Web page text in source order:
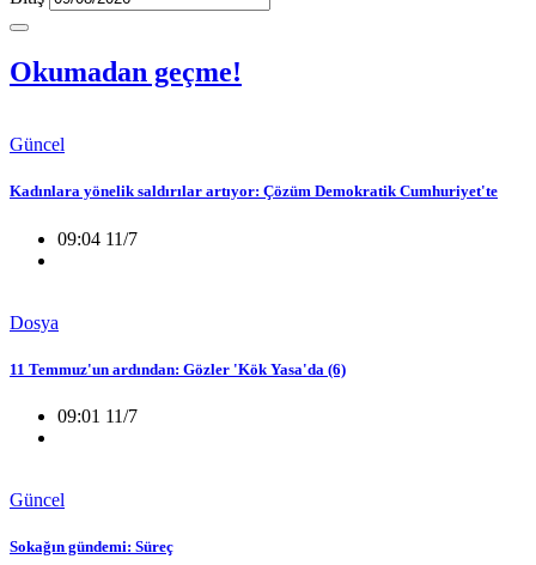
Okumadan geçme!
Güncel
Kadınlara yönelik saldırılar artıyor: Çözüm Demokratik Cumhuriyet'te
09:04 11/7
Dosya
11 Temmuz'un ardından: Gözler 'Kök Yasa'da (6)
09:01 11/7
Güncel
Sokağın gündemi: Süreç